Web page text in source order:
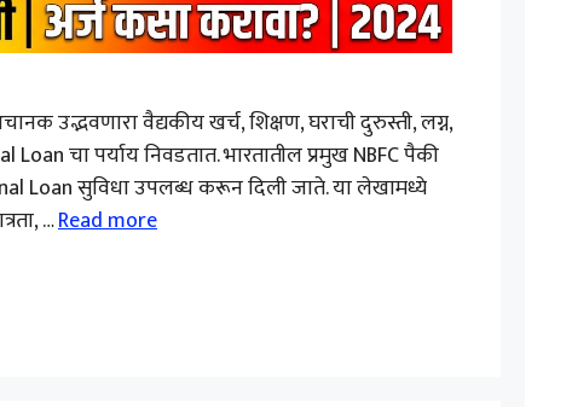
उद्भवणारा वैद्यकीय खर्च, शिक्षण, घराची दुरुस्ती, लग्न,
चा पर्याय निवडतात. भारतातील प्रमुख NBFC पैकी
Loan सुविधा उपलब्ध करून दिली जाते. या लेखामध्ये
…Read more